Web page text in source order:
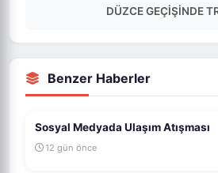
DÜZCE GEÇİŞİNDE
Benzer Haberler
Sosyal Medyada Ulaşım Atışması
12 gün önce